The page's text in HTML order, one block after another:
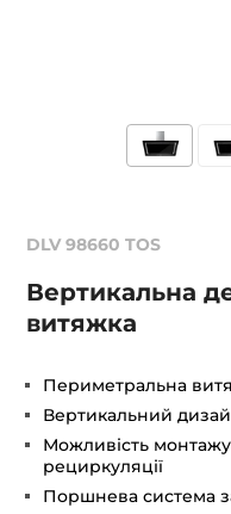
DLV 98660 TOS
Вертикальна
витяжка
Периметральна
Вертикальний
Можливість
рециркуляції
Поршнева система